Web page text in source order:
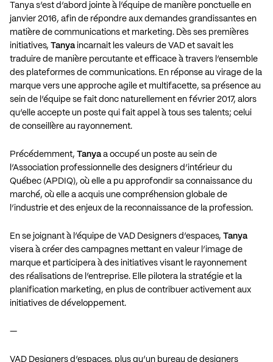
Tanya s’est d’abord jointe à l’équipe de manière ponctuelle en
janvier 2016, afin de répondre aux demandes grandissantes en
matière de communications et marketing. Dès ses premières
initiatives, Tanya incarnait les valeurs de VAD et savait les
traduire de manière percutante et efficace à travers l’ensemble
des plateformes de communications. En réponse au virage de la
marque vers une approche agile et multifacette, sa présence au
sein de l’équipe se fait donc naturellement en février 2017, alors
qu’elle accepte un poste qui fait appel à tous ses talents; celui
de conseillère au rayonnement.
Précédemment, Tanya a occupé un poste au sein de
l’Association professionnelle des designers d’intérieur du
Québec (APDIQ), où elle a pu approfondir sa connaissance du
marché, où elle a acquis une compréhension globale de
l’industrie et des enjeux de la reconnaissance de la profession.
En se joignant à l’équipe de VAD Designers d’espaces, Tanya
visera à créer des campagnes mettant en valeur l’image de
marque et participera à des initiatives visant le rayonnement
des réalisations de l’entreprise. Elle pilotera la stratégie et la
planification marketing, en plus de contribuer activement aux
initiatives de développement.
—
VAD Designers d’espaces, plus qu’un bureau de designers